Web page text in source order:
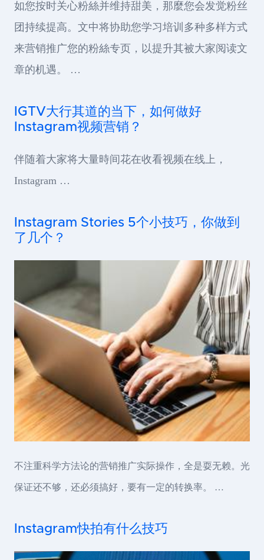
如您按时关心粉絲并维持甜美，那麼您会发觉粉丝
团持续提高。文中将协助您学习培训多种多样方式
来营销推广您的粉絲专页，以提升其被大家阅读文
章的机遇。 …
IGTV大行其道的当下，如何做好
Instagram视频营销？
伴随着大家将大量時间花在收看视频在线上，
Instagram …
Instagram Stories 5个小技巧，你做到
了几个？
不注重科学方法论的营销推广实际操作，全是耍无赖。光
保证还不够，还必须搞好，要有一定的转换率。 …
Instagram快拍有什么技巧